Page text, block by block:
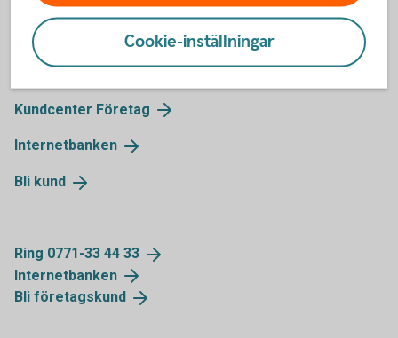
Kontakta oss
Kundcenter Företag
Internetbanken
Bli kund
Ring 0771-33 44 33
Internetbanken
Bli företagskund
Cookie-inställningar